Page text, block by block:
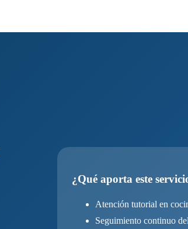
¿Qué aporta este
Atención tutorial en
Seguimiento continuo